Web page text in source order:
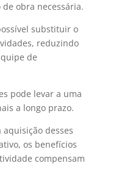
obra necessária.
substituir o
reduzindo
de
pode levar a uma
a longo prazo.
desses
os benefícios
compensam